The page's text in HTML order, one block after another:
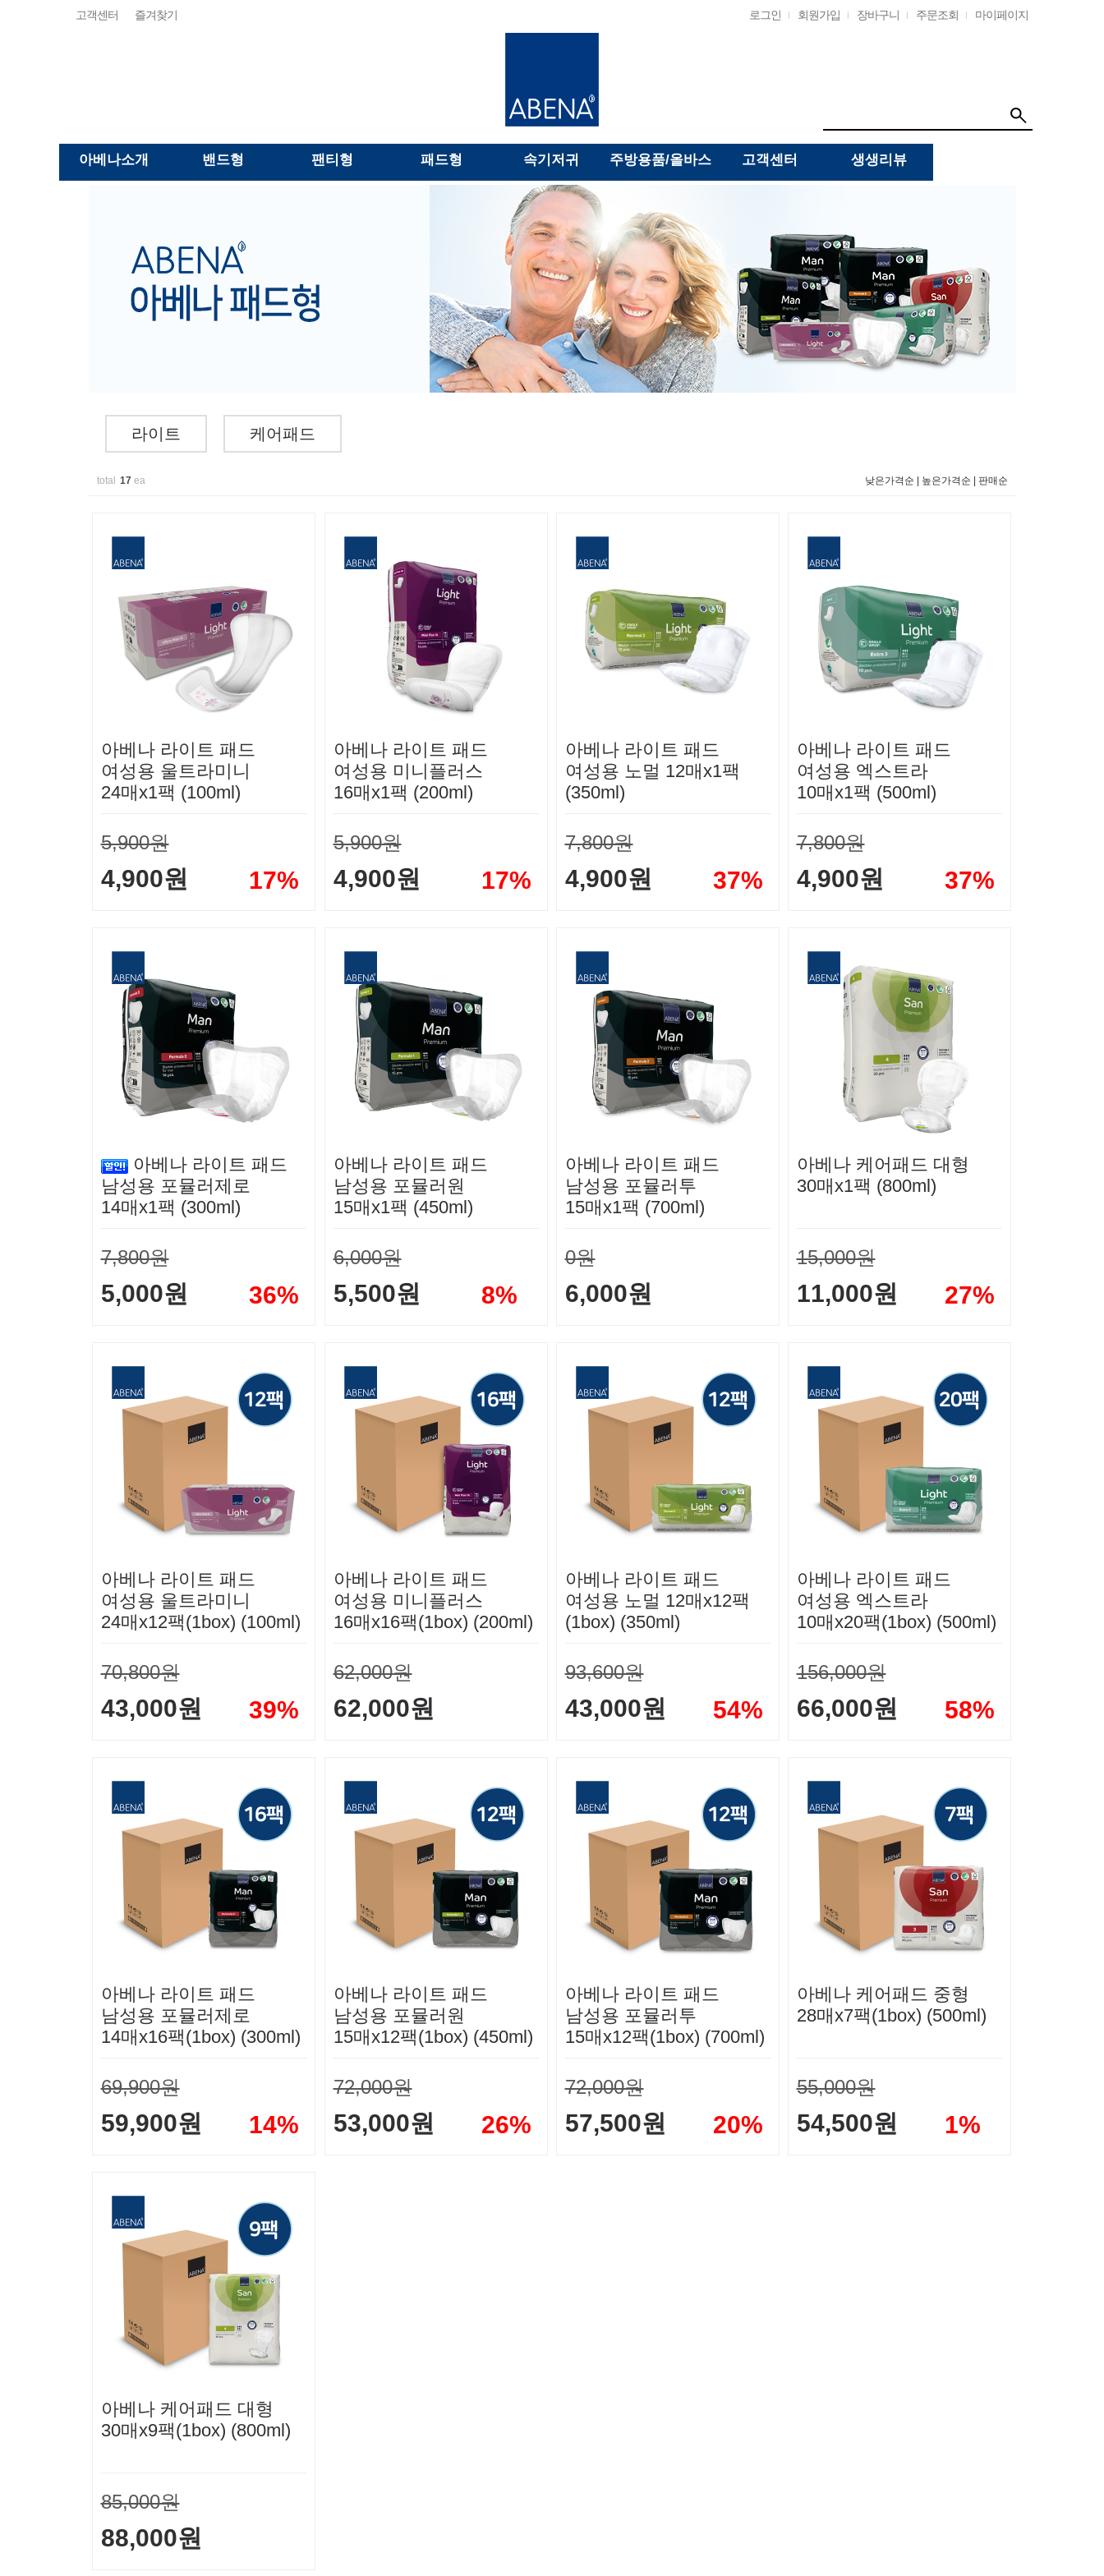
로그인 회원가입 장바구니 주문조회 마이페이지
고객센터 즐겨찾기
아베나소개 밴드형 팬티형 패드형 속기저귀 주방용품/올바스 고객센터 생생리뷰
라이트 케어패드
total 17ea 낮은가격순 | 높은가격순 | 판매순
아베나 라이트 패드
여성용 울트라미니
24매x1팩 (100ml)
5,900원
4,900원 17%
아베나 라이트 패드
여성용 미니플러스
16매x1팩 (200ml)
5,900원
4,900원 17%
아베나 라이트 패드
여성용 노멀 12매x1팩
(350ml)
7,800원
4,900원 37%
아베나 라이트 패드
여성용 엑스트라
10매x1팩 (500ml)
7,800원
4,900원 37%
아베나 라이트 패드
남성용 포뮬러제로
14매x1팩 (300ml)
7,800원
5,000원 36%
아베나 라이트 패드
남성용 포뮬러원
15매x1팩 (450ml)
6,000원
5,500원 8%
아베나 라이트 패드
남성용 포뮬러투
15매x1팩 (700ml)
0원
6,000원
아베나 케어패드 대형
30매x1팩 (800ml)
15,000원
11,000원 27%
아베나 라이트 패드
여성용 울트라미니
24매x12팩(1box) (100ml)
70,800원
43,000원 39%
아베나 라이트 패드
여성용 미니플러스
16매x16팩(1box) (200ml)
62,000원
62,000원
아베나 라이트 패드
여성용 노멀 12매x12팩
(1box) (350ml)
93,600원
43,000원 54%
아베나 라이트 패드
여성용 엑스트라
10매x20팩(1box) (500ml)
156,000원
66,000원 58%
아베나 라이트 패드
남성용 포뮬러제로
14매x16팩(1box) (300ml)
69,900원
59,900원 14%
아베나 라이트 패드
남성용 포뮬러원
15매x12팩(1box) (450ml)
72,000원
53,000원 26%
아베나 라이트 패드
남성용 포뮬러투
15매x12팩(1box) (700ml)
72,000원
57,500원 20%
아베나 케어패드 중형
28매x7팩(1box) (500ml)
55,000원
54,500원 1%
아베나 케어패드 대형
30매x9팩(1box) (800ml)
85,000원
88,000원